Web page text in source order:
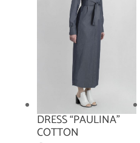
DRESS “PAULINA”
COTTON